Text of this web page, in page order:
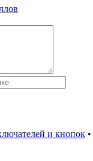
и кнопок •